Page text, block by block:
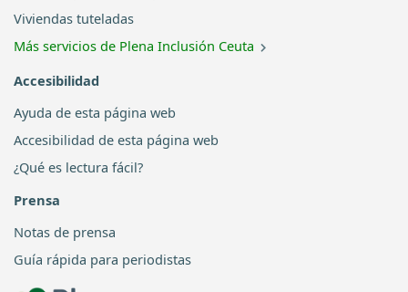
Viviendas tuteladas
Más servicios de Plena Inclusión Ceuta
Accesibilidad
Ayuda de esta página web
Accesibilidad de esta página web
¿Qué es lectura fácil?
Prensa
Notas de prensa
Guía rápida para periodistas